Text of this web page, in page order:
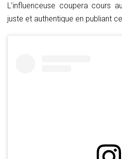
L’influenceuse coupera cours
juste et authentique en publiant